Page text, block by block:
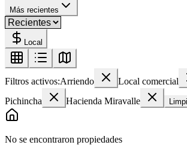
Más recientes
Local
Filtros activos:Arriendo Local comercial
Pichincha
Hacienda Miravalle
No se encontraron propiedades